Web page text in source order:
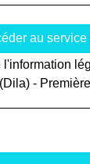
au
l'information
(Dila) -